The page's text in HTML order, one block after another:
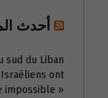
أحدث
sud du Liban
ont
impossible »